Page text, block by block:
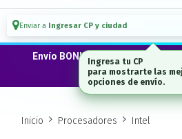
Enviar a Ingresar CP y ciudad
Envío BONIFICADO a CABA ·
desde $300.000*
Inicio Procesadores Intel
Ingresa tu CP
para mostrarte las
opciones de envío.